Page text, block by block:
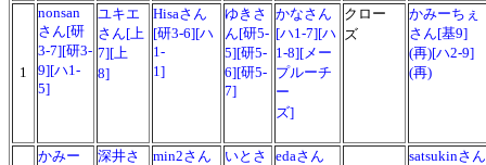
1
nonsan
さん[研
3-7][研3-
9][ハ1-
5]
ユキエ
さん[上
7][上
8]
Hisaさん
[研3-6][ハ
1-
1]
ゆきさ
ん[研5-
5][研5-
6][研5-
7]
かなさん
[ハ1-7][ハ
1-8][メー
プルーチ
ー
ズ]
クロー
ズ
かみーちぇ
さん[基9]
(再)[ハ2-9]
(再)
かみー
深井さ
min2さん
いとさ
edaさん
satsukinさん